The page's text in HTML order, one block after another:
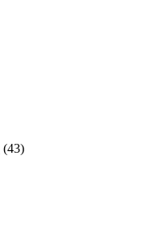
(43)